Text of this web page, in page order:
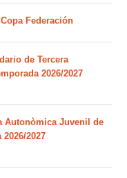
Federación
de Tercera
2026/2027
Autonòmica Juvenil de
2027